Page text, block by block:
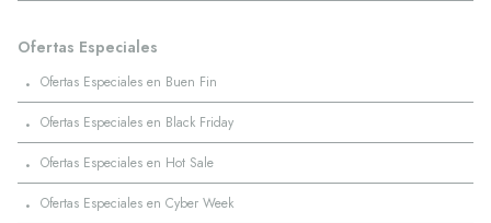
Ofertas Especiales
· Ofertas Especiales en Buen Fin
· Ofertas Especiales en Black Friday
· Ofertas Especiales en Hot Sale
· Ofertas Especiales en Cyber Week